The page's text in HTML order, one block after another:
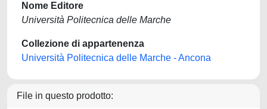
Nome Editore
Università Politecnica delle Marche
Collezione di appartenenza
Università Politecnica delle Marche - Ancona
File in questo prodotto: